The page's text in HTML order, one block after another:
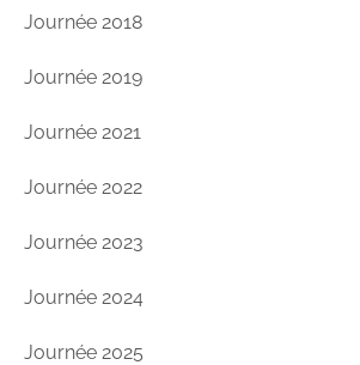
Journée 2018
Journée 2019
Journée 2021
Journée 2022
Journée 2023
Journée 2024
Journée 2025